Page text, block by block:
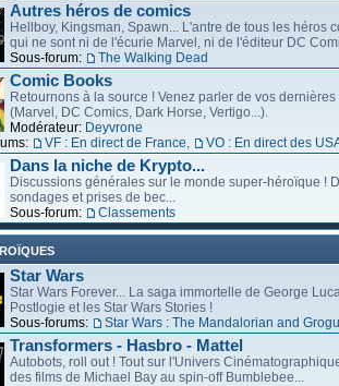
Autres héros de comics
Hellboy, Kingsman, Spawn... L'antre de tous les héros
qui ne sont ni de l'écurie Marvel, ni de l'éditeur DC
Sous-forum:
The Walking Dead
Comic Books
Retournons à la source ! Venez parler de vos dernières
(Marvel, DC Comics, Dark Horse, Vertigo...).
Modérateur: Deyvrone
VF : En direct de France VO : En direct des
Dans la niche de Krypto...
Discussions générales sur le monde super-héroïque !
sondages et prises de bec...
Sous-forum:
Classements
Star Wars
Star Wars Forever... La saga immortelle de George
Postlogie et les Star Wars Stories !
Sous-forums:
Star Wars : The Mandalorian and Grogu
Transformers - Hasbro - Mattel
Autobots, roll out ! Tout sur l'Univers
des films de Michael Bay au spin-off Bumblebee...